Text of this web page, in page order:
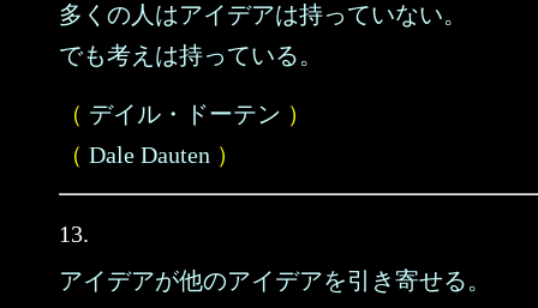
多くの人はアイデアは持っていない。
でも考えは持っている。
（ デイル・ドーテン ）
（ Dale Dauten ）
13.
アイデアが他のアイデアを引き寄せる。